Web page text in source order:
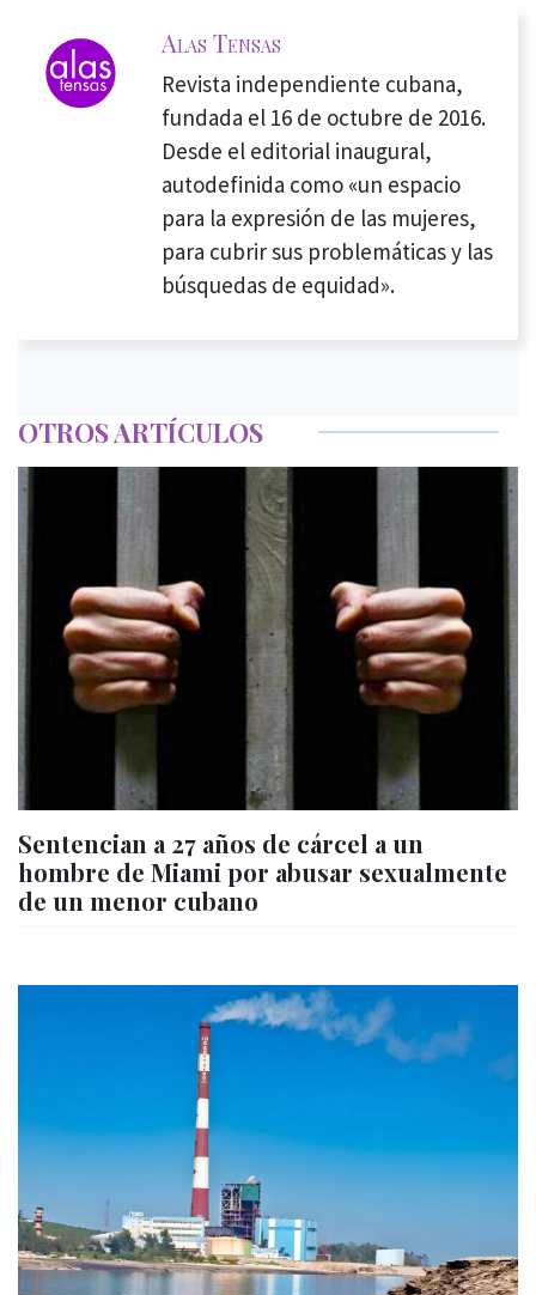
Alas Tensas
Revista independiente cubana,
fundada el 16 de octubre de 2016.
Desde el editorial inaugural,
autodefinida como «un espacio
para la expresión de las mujeres,
para cubrir sus problemáticas y las
búsquedas de equidad».
OTROS ARTÍCULOS
Sentencian a 27 años de cárcel a un
hombre de Miami por abusar sexualmente
de un menor cubano